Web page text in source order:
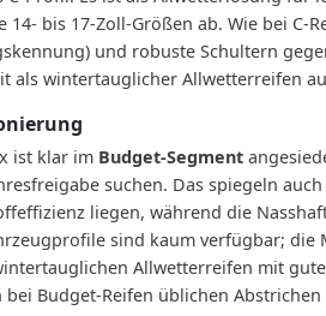
14- bis 17-Zoll-Größen ab. Wie bei C-
und robuste Schultern
als wintertauglicher Allwetterreifen
ist klar im Budget-Segment
suchen. Das spiegeln
liegen, während die
sind kaum verfügbar; die
Allwetterreifen mit
bei Budget-Reifen üblichen